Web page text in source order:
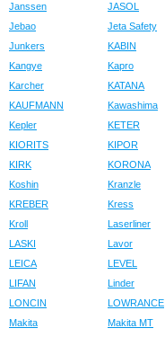
Janssen
JASOL
Jebao
Jeta Safety
Junkers
KABIN
Kangye
Kapro
Karcher
KATANA
KAUFMANN
Kawashima
Kepler
KETER
KIORITS
KIPOR
KIRK
KORONA
Koshin
Kranzle
KREBER
Kress
Kroll
Laserliner
LASKI
Lavor
LEICA
LEVEL
LIFAN
Linder
LONCIN
LOWRANCE
Makita
Makita MT